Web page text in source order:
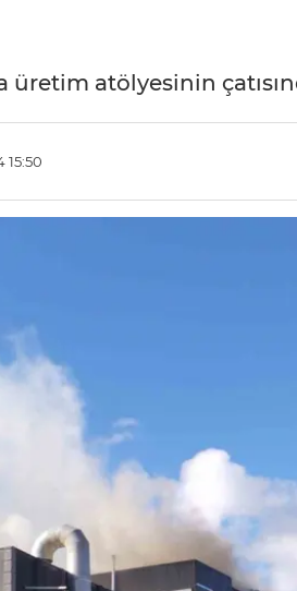
üretim atölyesinin
15:50